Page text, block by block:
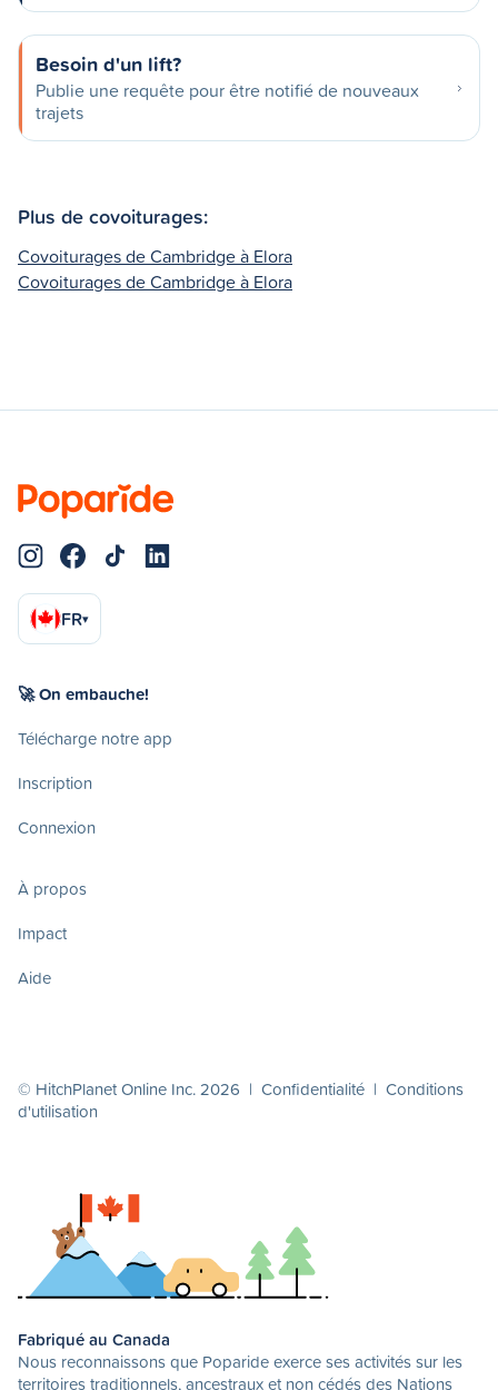
Besoin d'un lift?
Publie une requête pour être notifié de nouveaux
trajets
Plus de covoiturages:
Covoiturages de Cambridge à Elora
Covoiturages de Cambridge à Elora
FR▾
🚀 On embauche!
Télécharge notre app
Inscription
Connexion
À propos
Impact
Aide
© HitchPlanet Online Inc. 2026 | Confidentialité | Conditions
d'utilisation
Fabriqué au Canada
Nous reconnaissons que Poparide exerce ses activités sur les
territoires traditionnels, ancestraux et non cédés des Nations